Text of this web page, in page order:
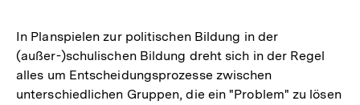
In Planspielen zur politischen Bildung in der
(außer-)schulischen Bildung dreht sich in der Regel
alles um Entscheidungsprozesse zwischen
unterschiedlichen Gruppen, die ein "Problem" zu lösen